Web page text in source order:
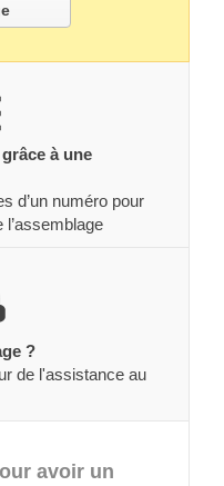
à une
d’un numéro pour
l’assemblage
?
de l'assistance au
avoir un